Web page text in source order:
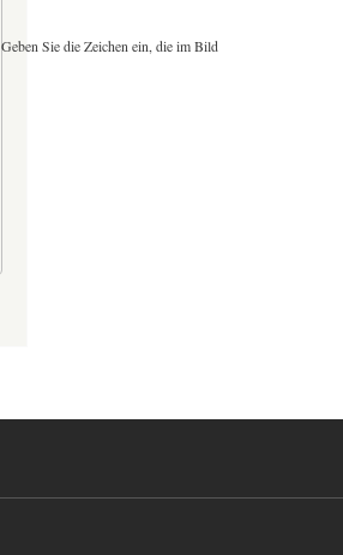
Geben Sie die Zeichen ein, die im Bild